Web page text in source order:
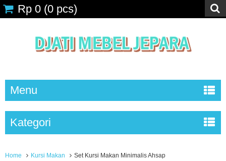
Rp 0 (0 pcs)
Menu
Kategori
Home Kursi Makan Set Kursi Makan Minimalis Ahsap